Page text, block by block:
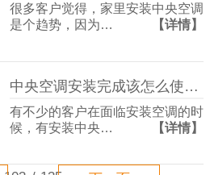
很多客户觉得，家里安装中央空调
是个趋势，因为…
【详情】
中央空调安装完成该怎么使用？中央空调能一直开着吗？
有不少的客户在面临安装空调的时
候，有安装中央…
【详情】